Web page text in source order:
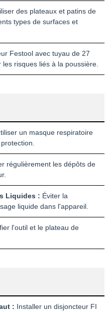
des plateaux et patins de
types de surfaces et
Festool avec tuyau de 27
risques liés à la poussière.
un masque respiratoire
régulièrement les dépôts de
Liquides : Éviter la
liquide dans l'appareil.
l'outil et le plateau de
: Installer un disjoncteur FI